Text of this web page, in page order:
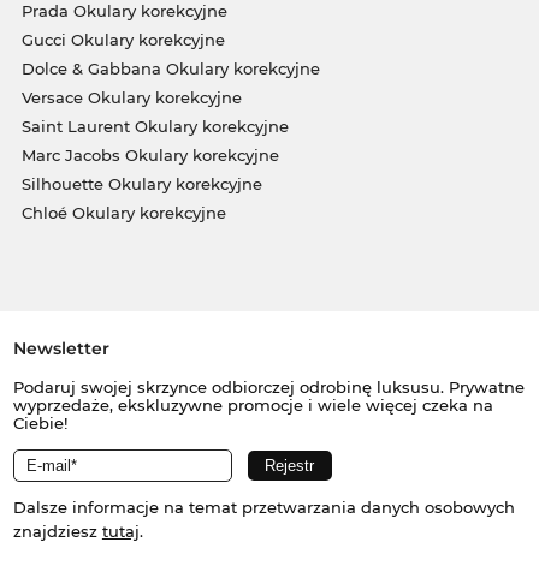
Prada Okulary korekcyjne
Gucci Okulary korekcyjne
Dolce & Gabbana Okulary korekcyjne
Versace Okulary korekcyjne
Saint Laurent Okulary korekcyjne
Marc Jacobs Okulary korekcyjne
Silhouette Okulary korekcyjne
Chloé Okulary korekcyjne
Newsletter
Podaruj swojej skrzynce odbiorczej odrobinę luksusu. Prywatne
wyprzedaże, ekskluzywne promocje i wiele więcej czeka na
Ciebie!
Dalsze informacje na temat przetwarzania danych osobowych
znajdziesz tutaj.